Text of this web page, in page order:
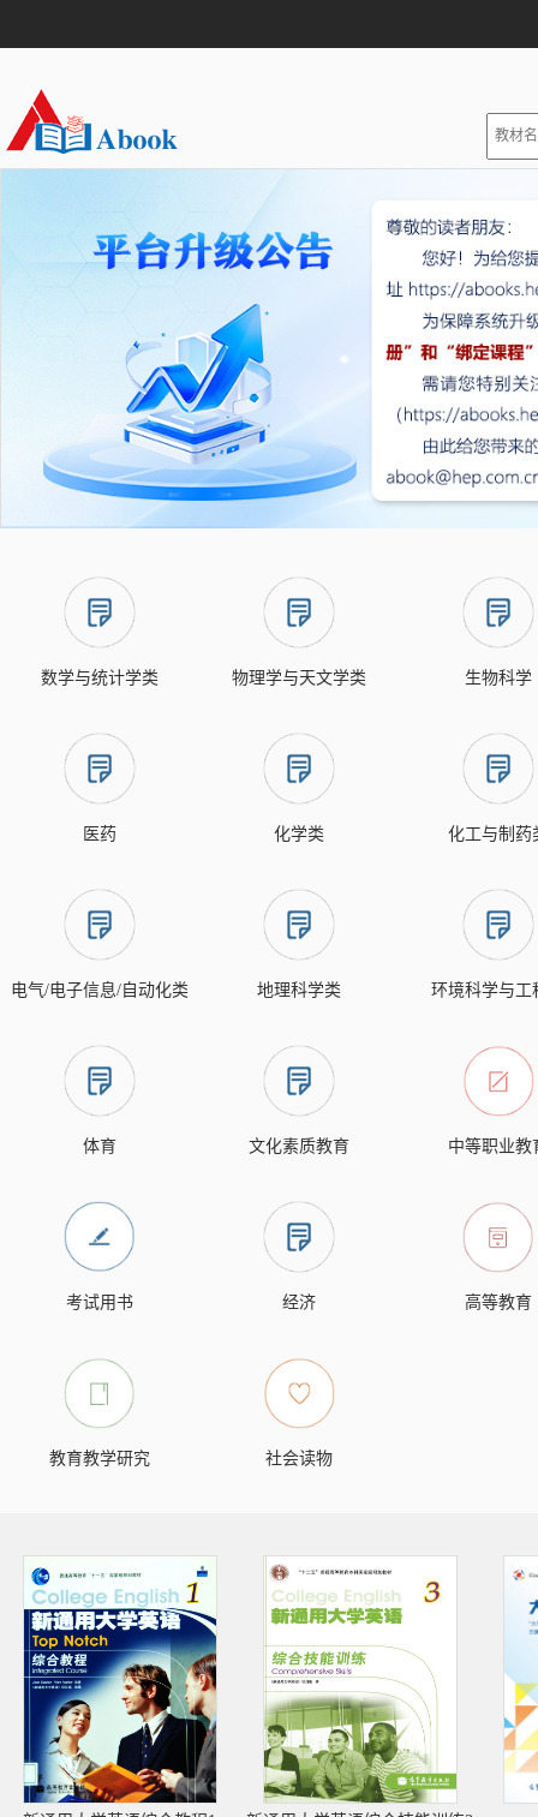
数学与统计学类 物理学与天文学类 生物科学
医药 化学类 化工与制药
电气/电子信息/自动化类 地理科学类 环境科学与工
体育 文化素质教育 中等职业教
考试用书 经济 高等教育
教育教学研究 社会读物